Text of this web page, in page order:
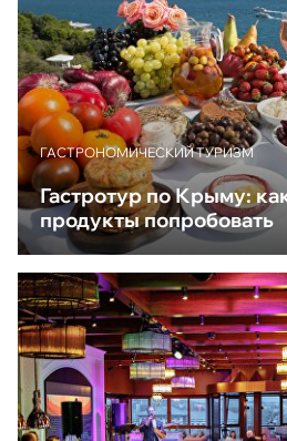
ГАСТРОНОМИЧЕСКИЙ ТУРИЗМ
Гастротур по Крыму:
продукты попробовать